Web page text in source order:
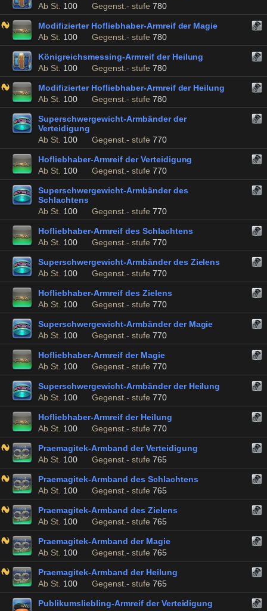
Ab St. 100 Gegenst.- stufe 780
Modifizierter Hofliebhaber-Armreif der Magie
Ab St. 100 Gegenst.- stufe 780
Königreichsmessing-Armreif der Heilung
Ab St. 100 Gegenst.- stufe 780
Modifizierter Hofliebhaber-Armreif der Heilung
Ab St. 100 Gegenst.- stufe 780
Superschwergewicht-Armbänder der
Verteidigung
Ab St. 100 Gegenst.- stufe 770
Hofliebhaber-Armreif der Verteidigung
Ab St. 100 Gegenst.- stufe 770
Superschwergewicht-Armbänder des
Schlachtens
Ab St. 100 Gegenst.- stufe 770
Hofliebhaber-Armreif des Schlachtens
Ab St. 100 Gegenst.- stufe 770
Superschwergewicht-Armbänder des Zielens
Ab St. 100 Gegenst.- stufe 770
Hofliebhaber-Armreif des Zielens
Ab St. 100 Gegenst.- stufe 770
Superschwergewicht-Armbänder der Magie
Ab St. 100 Gegenst.- stufe 770
Hofliebhaber-Armreif der Magie
Ab St. 100 Gegenst.- stufe 770
Superschwergewicht-Armbänder der Heilung
Ab St. 100 Gegenst.- stufe 770
Hofliebhaber-Armreif der Heilung
Ab St. 100 Gegenst.- stufe 770
Praemagitek-Armband der Verteidigung
Ab St. 100 Gegenst.- stufe 765
Praemagitek-Armband des Schlachtens
Ab St. 100 Gegenst.- stufe 765
Praemagitek-Armband des Zielens
Ab St. 100 Gegenst.- stufe 765
Praemagitek-Armband der Magie
Ab St. 100 Gegenst.- stufe 765
Praemagitek-Armband der Heilung
Ab St. 100 Gegenst.- stufe 765
Publikumsliebling-Armreif der Verteidigung